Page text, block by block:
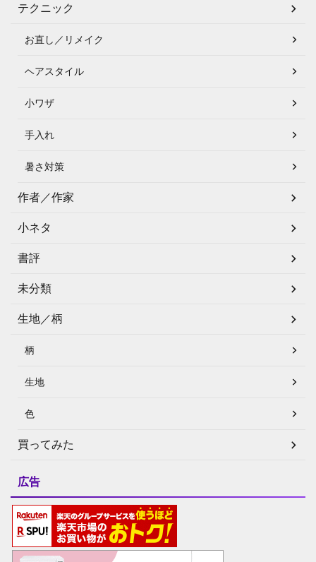
テクニック
お直し／リメイク
ヘアスタイル
小ワザ
手入れ
暑さ対策
作者／作家
小ネタ
書評
未分類
生地／柄
柄
生地
色
買ってみた
広告